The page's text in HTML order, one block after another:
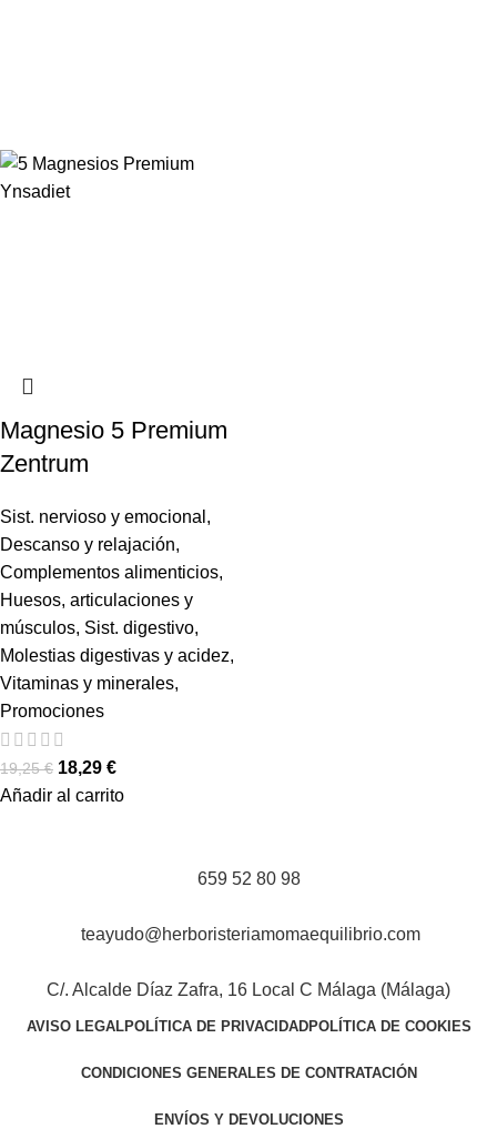
Magnesio 5 Premium
Zentrum
Sist. nervioso y emocional ,
Descanso y relajación,
Complementos alimenticios,
Huesos, articulaciones y
músculos, Sist. digestivo,
Molestias digestivas y acidez,
Vitaminas y minerales,
Promociones
19,25€ 18,29 €
Añadir al carrito
659 52 80 98
teayudo@herboristeriamomaequilibrio.com
C/. Alcalde Díaz Zafra, 16 Local C Málaga (Málaga)
AVISO LEGALPOLÍTICA DE PRIVACIDADPOLÍTICA DE COOKIES
CONDICIONES GENERALES DE CONTRATACIÓN
ENVÍOS Y DEVOLUCIONES